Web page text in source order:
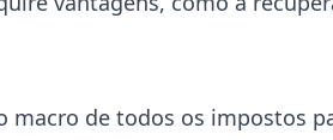
de todos os impostos